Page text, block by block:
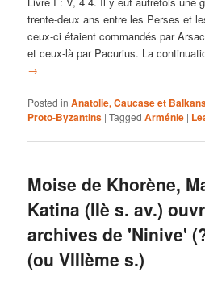
trente-deux ans entre les Perses et
ceux-ci étaient commandés par
et ceux-là par Pacurius. La
→
Posted in Anatolie, Caucase et
Proto-Byzantins |Tagged Arménie |
Moise de Khorène,
Katina (IIè s. av.)
archives de 'Ninive'
(ou VIIIème s.)